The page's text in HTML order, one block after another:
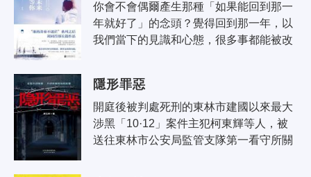
你會不會偶爾產生那種「如果能回到那一
年就好了」的念頭？覺得回到那一年，以
我們當下的見識和心態，很多事都能被改
隱形罪惡
開庭後被判處死刑的東林市建國以來最大
涉黑「10·12」案件主犯柯東輝等人，被
送往東林市公安局監管支隊第一看守所關